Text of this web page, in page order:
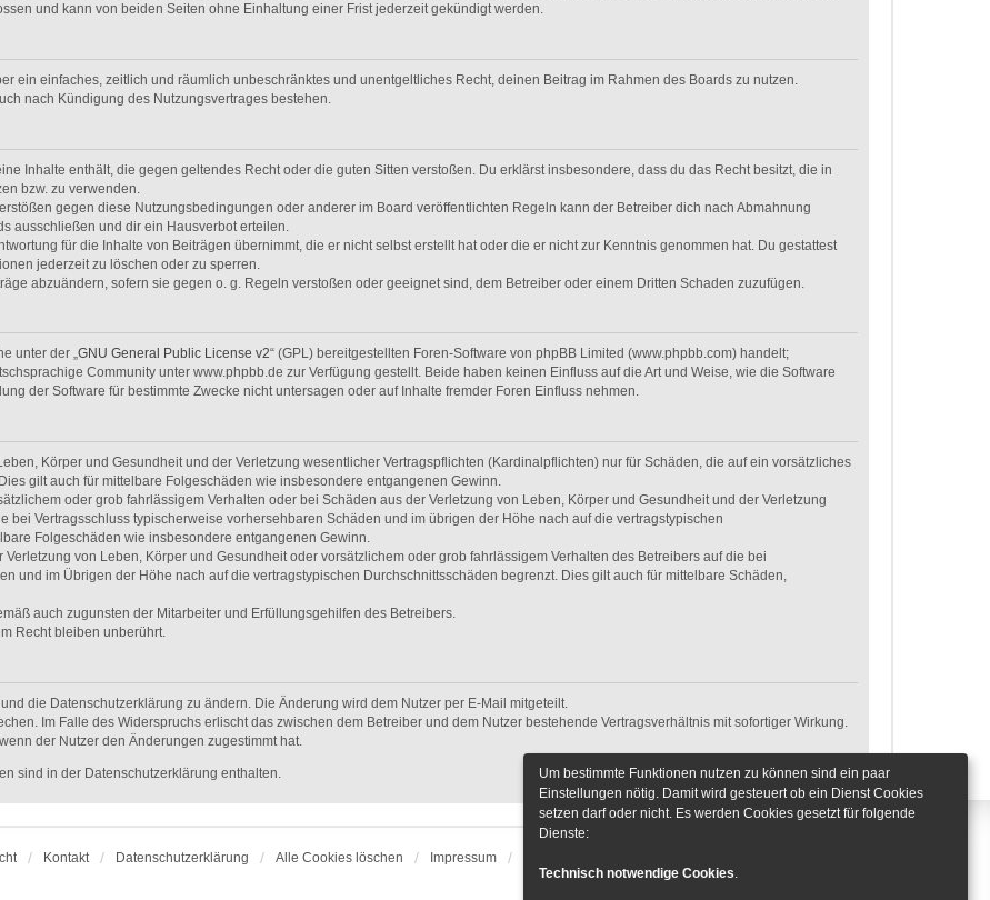
und kann von beiden Seiten ohne Einhaltung einer Frist jederzeit gekündigt werden.
ein einfaches, zeitlich und räumlich unbeschränktes und unentgeltliches Recht, deinen Beitrag im Rahmen des Boards zu nutzen.
nach Kündigung des Nutzungsvertrages bestehen.
Inhalte enthält, die gegen geltendes Recht oder die guten Sitten verstoßen. Du erklärst insbesondere, dass du das Recht besitzt, die in
bzw. zu verwenden.
gegen diese Nutzungsbedingungen oder anderer im Board veröffentlichten Regeln kann der Betreiber dich nach Abmahnung
ausschließen und dir ein Hausverbot erteilen.
für die Inhalte von Beiträgen übernimmt, die er nicht selbst erstellt hat oder die er nicht zur Kenntnis genommen hat. Du gestattest
jederzeit zu löschen oder zu sperren.
abzuändern, sofern sie gegen o. g. Regeln verstoßen oder geeignet sind, dem Betreiber oder einem Dritten Schaden zuzufügen.
unter der „GNU General Public License v2“ (GPL) bereitgestellten Foren-Software von phpBB Limited (www.phpbb.com) handelt;
Community unter www.phpbb.de zur Verfügung gestellt. Beide haben keinen Einfluss auf die Art und Weise, wie die Software
der Software für bestimmte Zwecke nicht untersagen oder auf Inhalte fremder Foren Einfluss nehmen.
Körper und Gesundheit und der Verletzung wesentlicher Vertragspflichten (Kardinalpflichten) nur für Schäden, die auf ein vorsätzliches
gilt auch für mittelbare Folgeschäden wie insbesondere entgangenen Gewinn.
oder grob fahrlässigem Verhalten oder bei Schäden aus der Verletzung von Leben, Körper und Gesundheit und der Verletzung
bei Vertragsschluss typischerweise vorhersehbaren Schäden und im übrigen der Höhe nach auf die vertragstypischen
Folgeschäden wie insbesondere entgangenen Gewinn.
von Leben, Körper und Gesundheit oder vorsätzlichem oder grob fahrlässigem Verhalten des Betreibers auf die bei
und im Übrigen der Höhe nach auf die vertragstypischen Durchschnittsschäden begrenzt. Dies gilt auch für mittelbare Schäden,
auch zugunsten der Mitarbeiter und Erfüllungsgehilfen des Betreibers.
Recht bleiben unberührt.
die Datenschutzerklärung zu ändern. Die Änderung wird dem Nutzer per E-Mail mitgeteilt.
Im Falle des Widerspruchs erlischt das zwischen dem Betreiber und dem Nutzer bestehende Vertragsverhältnis mit sofortiger Wirkung.
der Nutzer den Änderungen zugestimmt hat.
sind in der Datenschutzerklärung enthalten.
Kontakt Datenschutzerklärung Alle Cookies löschen Impressum
Um bestimmte Funktionen nutzen zu können sind ein paar
Einstellungen nötig. Damit wird gesteuert ob ein Dienst Cookies
setzen darf oder nicht. Es werden Cookies gesetzt für folgende
Dienste:
Technisch notwendige Cookies.